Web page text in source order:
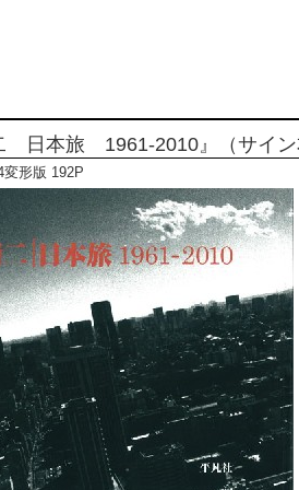
日本旅 1961-2010』（サイン
形版 192P